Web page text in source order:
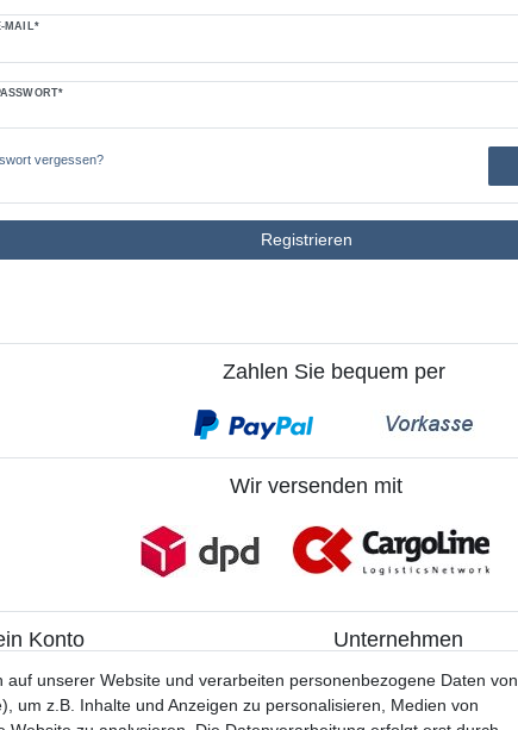
MAIL*
vergessen?
Registrieren
Zahlen Sie bequem per
Wir versenden mit
Konto Unternehmen
> Kontakt
> Datenschutzerklärung
> AGB
unserer Website und verarbeiten personenbezogene Daten von
um z.B. Inhalte und Anzeigen zu personalisieren, Medien von